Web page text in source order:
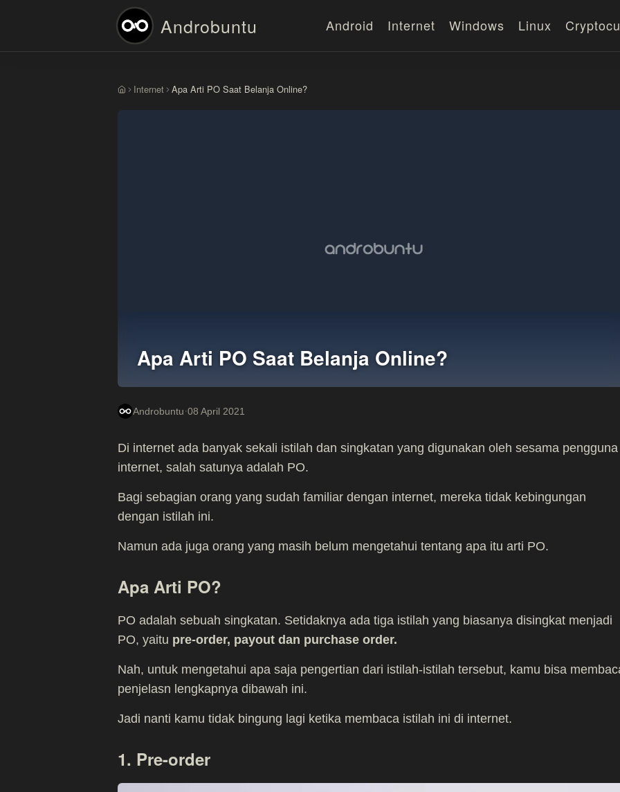
Androbuntu Android Internet Windows Linux
BerandaInternet Apa Arti PO Saat Belanja Online?
Apa Arti PO Saat Belanja Online?
Androbuntu·08 April 2021
Di internet ada banyak sekali istilah dan singkatan yang digunakan oleh sesama pengguna
internet, salah satunya adalah PO.
Bagi sebagian orang yang sudah familiar dengan internet, mereka tidak kebingungan
dengan istilah ini.
Namun ada juga orang yang masih belum mengetahui tentang apa itu arti PO.
Apa Arti PO?
PO adalah sebuah singkatan. Setidaknya ada tiga istilah yang biasanya disingkat menjadi
PO, yaitu pre-order, payout dan purchase order.
Nah, untuk mengetahui apa saja pengertian dari istilah-istilah tersebut, kamu bisa
penjelasn lengkapnya dibawah ini.
Jadi nanti kamu tidak bingung lagi ketika membaca istilah ini di internet.
1. Pre-order